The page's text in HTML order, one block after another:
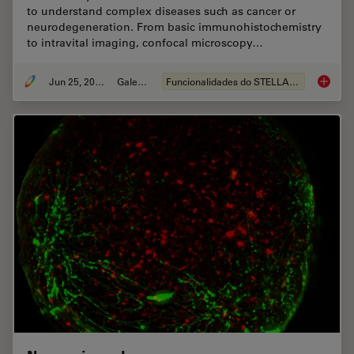
to understand complex diseases such as cancer or
neurodegeneration. From basic immunohistochemistry
to intravital imaging, confocal microscopy…
Jun 25, 2021 Galeria Funcionalidades do STELLARIS Tissue